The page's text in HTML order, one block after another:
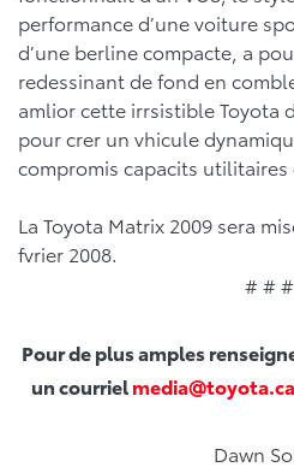
performance d’une voiture
d’une berline compacte, a
redessinant de fond en
amlior cette irrsistible Toyota
pour crer un vhicule
compromis capacits utilitaires
La Toyota Matrix 2009 sera
fvrier 2008.
# # #
Pour de plus amples
un courrielmedia@toyota.ca
Dawn